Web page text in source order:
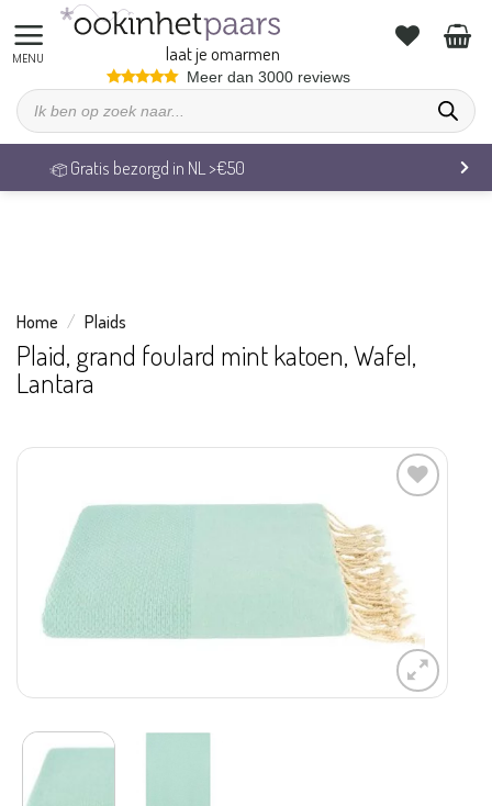
We zijn op vakantie. Vrijdag 7 augustus behandelen we alle
bestellingen weer.
naar
inhoud
laat je omarmen
Meer dan 3000 reviews
Producten
zoeken
Veilig betalen & 14 dagen retourrecht
Home / Plaids
Plaid, grand foulard mint katoen, Wafel,
Lantara
verlanglijst
toevoegen